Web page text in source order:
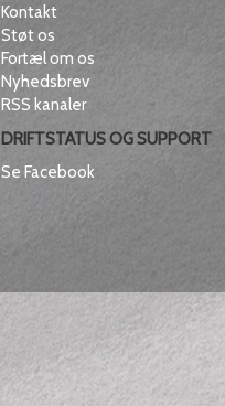
Kontakt
Støt os
Fortæl om os
Nyhedsbrev
RSS kanaler
DRIFTSTATUS OG SUPPORT
Se Facebook